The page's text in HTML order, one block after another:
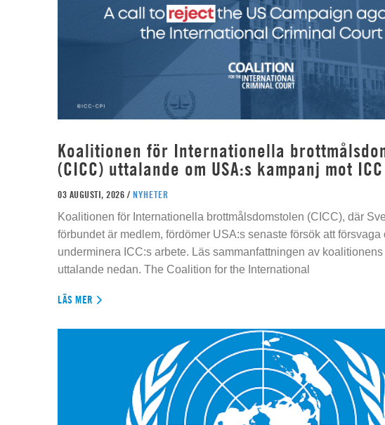
Koalitionen för Internationella
(CICC) uttalande om USA:s kampanj mot ICC
03 AUGUSTI, 2026 / NYHETER
Koalitionen för Internationella brottmålsdomstolen (CICC), där
förbundet är medlem, fördömer USA:s senaste försök att försvaga
underminera ICC:s arbete. Läs sammanfattningen av koalitionens
uttalande nedan. The Coalition for the International
LÄS MER